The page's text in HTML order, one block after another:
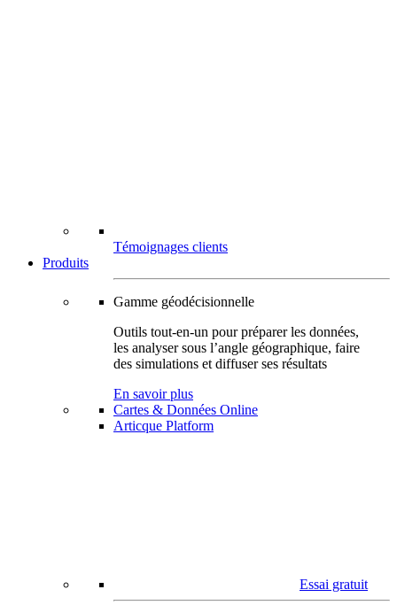
Témoignages clients
Produits
Gamme géodécisionnelle
Outils tout-en-un pour préparer les données,
les analyser sous l’angle géographique, faire
des simulations et diffuser ses résultats
En savoir plus
Cartes & Données Online
Articque Platform
Essai gratuit